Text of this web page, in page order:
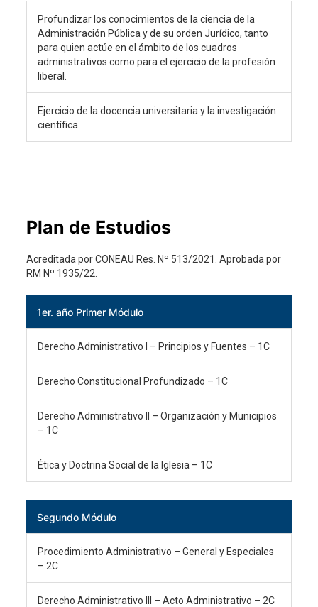
Profundizar los conocimientos de la ciencia de la
Administración Pública y de su orden Jurídico, tanto
para quien actúe en el ámbito de los cuadros
administrativos como para el ejercicio de la profesión
liberal.
Ejercicio de la docencia universitaria y la investigación
científica.
Plan de Estudios
Acreditada por CONEAU Res. Nº 513/2021. Aprobada por
RM Nº 1935/22.
1er. año Primer Módulo
Derecho Administrativo I – Principios y Fuentes – 1C
Derecho Constitucional Profundizado – 1C
Derecho Administrativo II – Organización y Municipios
– 1C
Ética y Doctrina Social de la Iglesia – 1C
Segundo Módulo
Procedimiento Administrativo – General y Especiales
– 2C
Derecho Administrativo III – Acto Administrativo – 2C